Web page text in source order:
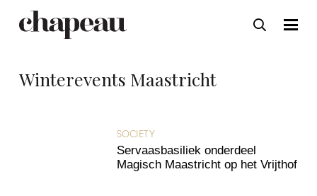
Winterevents Maastricht
SOCIETY
Servaasbasiliek onderdeel
Magisch Maastricht op het Vrijthof